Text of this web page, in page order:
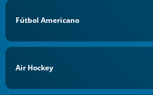
Fútbol Americano
Air Hockey